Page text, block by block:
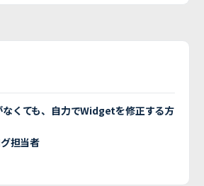
なくても、自力でWidgetを修正する方
担当者